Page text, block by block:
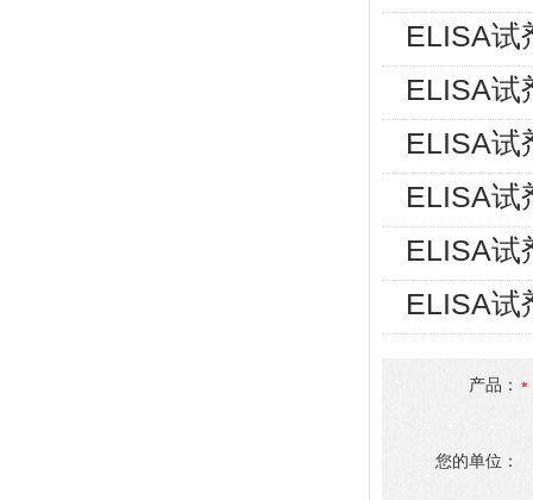
ELISA试
ELISA试
ELISA试
ELISA试
ELISA试
ELISA试
产品：
您的单位：